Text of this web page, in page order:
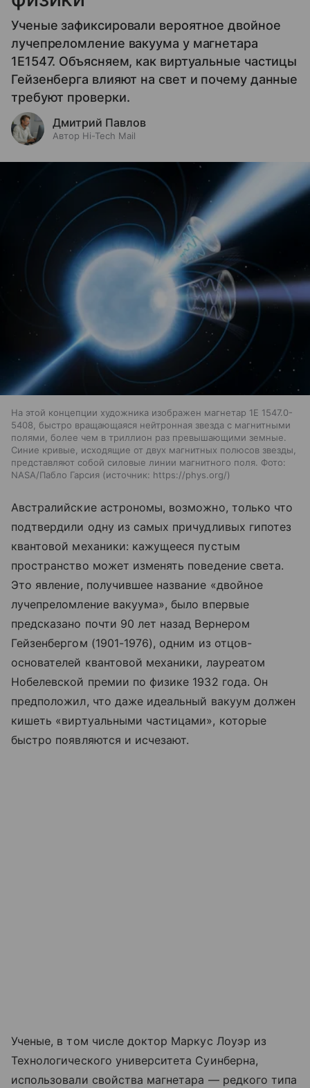
Ученые зафиксировали вероятное двойное
лучепреломление вакуума у магнетара
1E1547. Объясняем, как виртуальные частицы
Гейзенберга влияют на свет и почему данные
требуют проверки.
Дмитрий Павлов
Автор Hi-Tech Mail
На этой концепции художника изображен магнетар 1E 1547.0-
5408, быстро вращающаяся нейтронная звезда с магнитными
полями, более чем в триллион раз превышающими земные.
Синие кривые, исходящие от двух магнитных полюсов звезды,
представляют собой силовые линии магнитного поля. Фото:
NASA/Пабло Гарсия
источник: https://phys.org/
Австралийские астрономы, возможно, только что
подтвердили одну из самых причудливых гипотез
квантовой механики: кажущееся пустым
пространство может изменять поведение света.
Это явление, получившее название «двойное
лучепреломление вакуума», было впервые
предсказано почти 90 лет назад Вернером
Гейзенбергом (1901-1976), одним из отцов-
основателей квантовой механики, лауреатом
Нобелевской премии по физике 1932 года. Он
предположил, что даже идеальный вакуум должен
кишеть «виртуальными частицами», которые
быстро появляются и исчезают.
Ученые, в том числе доктор Маркус Лоуэр из
Технологического университета Суинберна,
использовали свойства магнетара — редкого типа